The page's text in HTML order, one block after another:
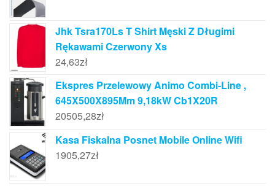
Jhk Tsra170Ls T Shirt Męski Z Długimi
Rękawami Czerwony Xs
24,63zł
Ekspres Przelewowy Animo Combi-Line ,
645X500X895Mm 9,18kW Cb1X20R
20505,28zł
Kasa Fiskalna Posnet Mobile Online Wifi
1905,27zł